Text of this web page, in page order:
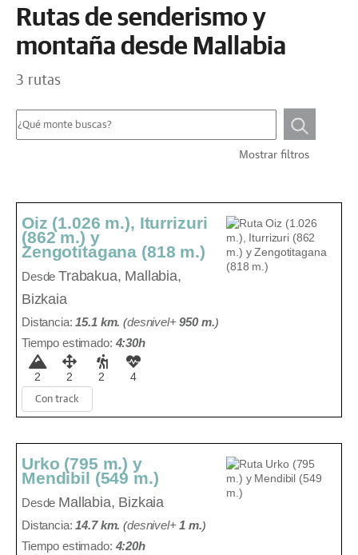
Rutas de senderismo y
montaña desde Mallabia
3 rutas
Mostrar filtros
Oiz (1.026 m.), Iturrizuri
(862 m.) y
Zengotitagana (818 m.)
DesdeTrabakua, Mallabia,
Bizkaia
Distancia:15.1 km. (desnivel+950 m.)
Tiempo estimado: 4:30h
2 2 2 4
Con track
Urko (795 m.) y
Mendibil (549 m.)
Desde Mallabia, Bizkaia
Distancia:14.7 km. (desnivel+1 m.)
Tiempo estimado: 4:20h